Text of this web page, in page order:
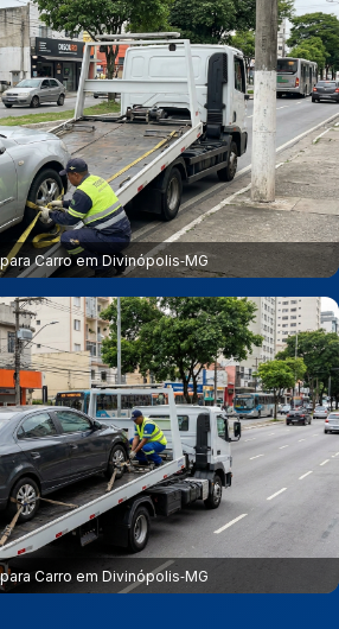
Carro em Divinópolis‑MG
Carro em Divinópolis‑MG